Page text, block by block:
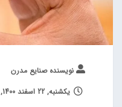
نویسنده صنایع مدرن
یکشنبه, 22 اسفند 1400, ساعت 15:45